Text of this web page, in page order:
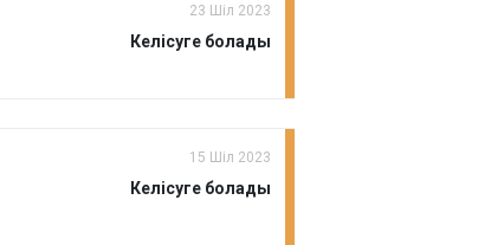
23 Шіл 2023
Келісуге болады
15 Шіл 2023
Келісуге болады